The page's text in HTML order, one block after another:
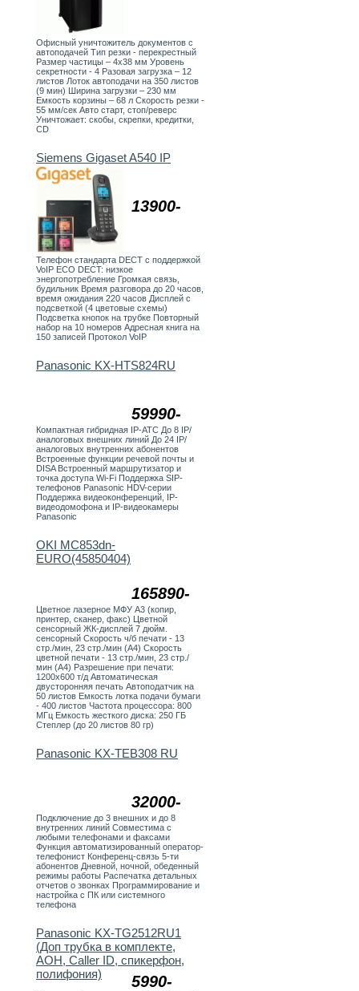
Офисный уничтожитель документов с
автоподачей Тип резки - перекрестный
Размер частицы – 4х38 мм Уровень
секретности - 4 Разовая загрузка – 12
листов Лоток автоподачи на 350 листов
(9 мин) Ширина загрузки – 230 мм
Емкость корзины – 68 л Скорость резки -
55 мм/сек Авто старт, стоп/реверс
Уничтожает: скобы, скрепки, кредитки,
CD
13900-
Siemens Gigaset A540 IP
Телефон стандарта DECT с поддержкой
VoIP ECO DECT: низкое
энергопотребление Громкая связь,
будильник Время разговора до 20 часов,
время ожидания 220 часов Дисплей с
подсветкой (4 цветовые схемы)
Подсветка кнопок на трубке Повторный
набор на 10 номеров Адресная книга на
150 записей Протокол VoIP
59990-
Panasonic KX-HTS824RU
Компактная гибридная IP-АТС До 8 IP/
аналоговых внешних линий До 24 IP/
аналоговых внутренних абонентов
Встроенные функции речевой почты и
DISA Встроенный маршрутизатор и
точка доступа Wi-Fi Поддержка SIP-
телефонов Panasonic HDV-серии
Поддержка видеоконференций, IP-
видеодомофона и IP-видеокамеры
Panasonic
165890-
OKI MC853dn-
EURO(45850404)
Цветное лазерное МФУ А3 (копир,
принтер, сканер, факс) Цветной
сенсорный ЖК-дисплей 7 дюйм.
сенсорный Скорость ч/б печати - 13
стр./мин, 23 стр./мин (А4) Скорость
цветной печати - 13 стр./мин, 23 стр./
мин (А4) Разрешение при печати:
1200х600 т/д Автоматическая
двусторонняя печать Автоподатчик на
50 листов Емкость лотка подачи бумаги
- 400 листов Частота процессора: 800
МГц Емкость жесткого диска: 250 ГБ
Степлер (до 20 листов 80 гр)
32000-
Panasonic KX-TEB308 RU
Подключение до 3 внешних и до 8
внутренних линий Совместима с
любыми телефонами и факсами
Функция автоматизированный оператор-
телефонист Конференц-связь 5-ти
абонентов Дневной, ночной, обеденный
режимы работы Распечатка детальных
отчетов о звонках Программирование и
настройка с ПК или системного
телефона
5990-
Panasonic KX-TG2512RU1
(Доп трубка в комплекте,
АОН, Caller ID, спикерфон,
полифония)